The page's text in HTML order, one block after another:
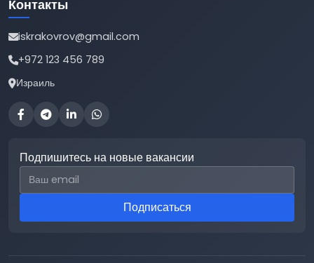
Контакты
iskrakovrov@gmail.com
+972 123 456 789
Израиль
Подпишитесь на новые вакансии
Email для подписки
Подписаться